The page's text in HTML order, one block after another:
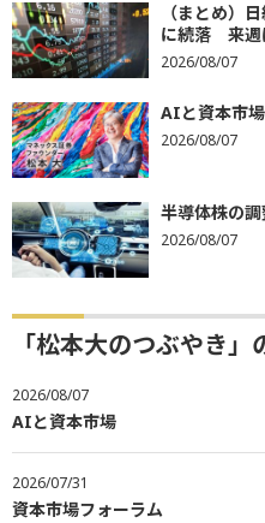
（まとめ）
に続落 来週
2026/08/07
AIと資本市場
2026/08/07
半導体株の
2026/08/07
「松本大のつぶやき
2026/08/07
AIと資本市場
2026/07/31
資本市場フォーラム